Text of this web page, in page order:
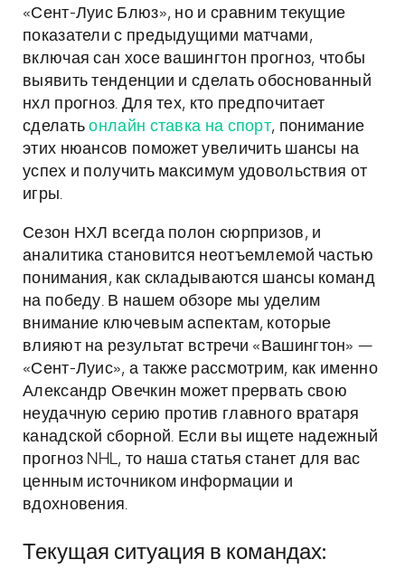
«Сент-Луис Блюз», но и сравним текущие
показатели с предыдущими матчами,
включая сан хосе вашингтон прогноз, чтобы
выявить тенденции и сделать обоснованный
нхл прогноз. Для тех, кто предпочитает
сделатьонлайн ставка на спорт, понимание
этих нюансов поможет увеличить шансы на
успех и получить максимум удовольствия от
игры.
Сезон НХЛ всегда полон сюрпризов, и
аналитика становится неотъемлемой частью
понимания, как складываются шансы команд
на победу. В нашем обзоре мы уделим
внимание ключевым аспектам, которые
влияют на результат встречи «Вашингтон» —
«Сент-Луис», а также рассмотрим, как именно
Александр Овечкин может прервать свою
неудачную серию против главного вратаря
канадской сборной. Если вы ищете надежный
прогноз NHL, то наша статья станет для вас
ценным источником информации и
вдохновения.
Текущая ситуация в командах: